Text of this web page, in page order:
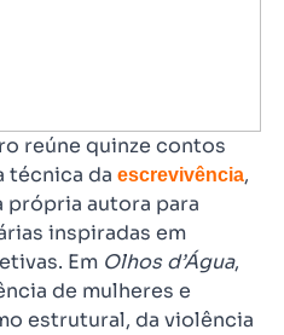
reúne quinze contos
técnica da escrevivência,
autora para
inspiradas em
Em Olhos d’Água,
de mulheres e
estrutural, da violência